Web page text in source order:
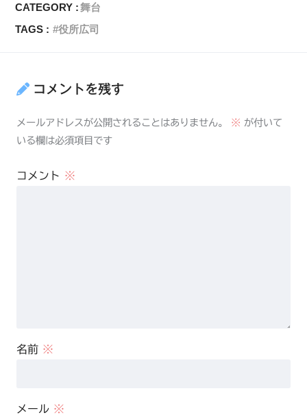
CATEGORY :舞台
TAGS :
役所広司
コメントを残す
メールアドレスが公開されることはありません。 ※ が付いて
いる欄は必須項目です
コメント ※
名前 ※
メール ※